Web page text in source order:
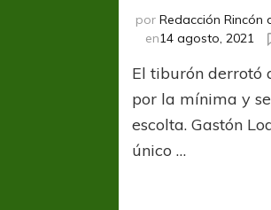
porRedacción Rincón
en14 agosto, 2021
El tiburón derrotó
por la mínima y
escolta. Gastón
único …